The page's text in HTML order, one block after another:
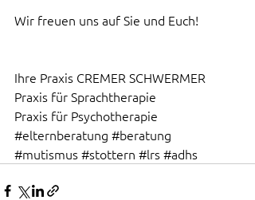
Wir freuen uns auf Sie und Euch!
Ihre Praxis CREMER SCHWERMER
Praxis für Sprachtherapie
Praxis für Psychotherapie
#elternberatung #beratung
#mutismus#stottern #lrs#adhs